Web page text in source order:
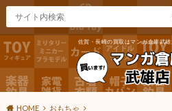
佐賀・長崎の買取はマンガ倉庫武雄
HOME
おもちゃ